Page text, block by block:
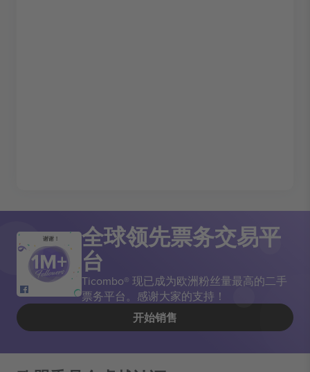
谢谢！ 全球领先票务交易平
台
Ticombo® 现已成为欧洲粉丝量最高的二手
票务平台。感谢大家的支持！
开始销售